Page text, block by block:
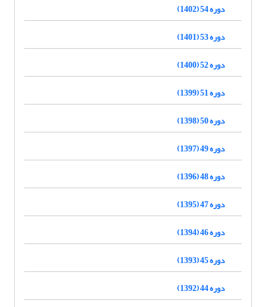
دوره 54 (1402)
دوره 53 (1401)
دوره 52 (1400)
دوره 51 (1399)
دوره 50 (1398)
دوره 49 (1397)
دوره 48 (1396)
دوره 47 (1395)
دوره 46 (1394)
دوره 45 (1393)
دوره 44 (1392)